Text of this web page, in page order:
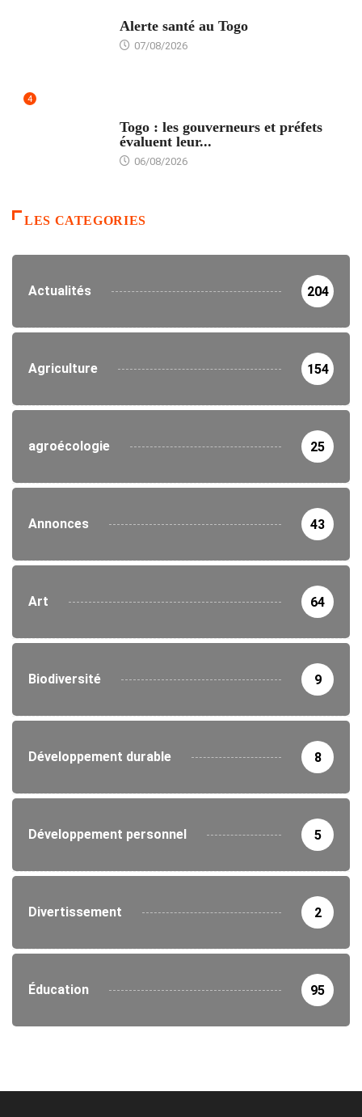
Alerte santé au Togo
07/08/2026
4
Togo : les gouverneurs et préfets
évaluent leur...
06/08/2026
LES CATEGORIES
Actualités 204
Agriculture 154
agroécologie 25
Annonces 43
Art 64
Biodiversité 9
Développement durable 8
Développement personnel 5
Divertissement 2
Éducation 95